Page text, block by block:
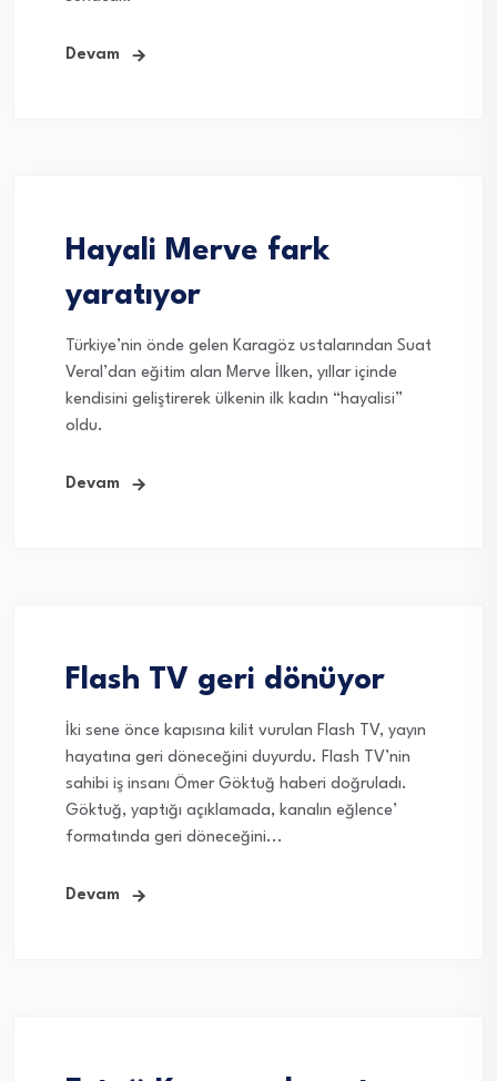
Devam
Hayali Merve fark
yaratıyor
Türkiye’nin önde gelen Karagöz ustalarından Suat
Veral’dan eğitim alan Merve İlken, yıllar içinde
kendisini geliştirerek ülkenin ilk kadın “hayalisi”
oldu.
Devam
Flash TV geri dönüyor
İki sene önce kapısına kilit vurulan Flash TV, yayın
hayatına geri döneceğini duyurdu. Flash TV’nin
sahibi iş insanı Ömer Göktuğ haberi doğruladı.
Göktuğ, yaptığı açıklamada, kanalın eğlence’
formatında geri döneceğini...
Devam